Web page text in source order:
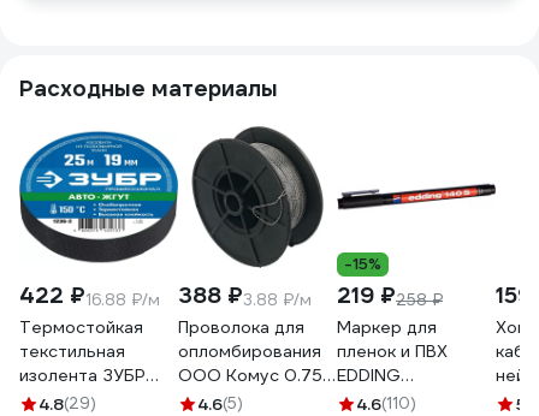
Расходные материалы
422 ₽16.88 ₽/м
Термостойкая
текстильная
изолента ЗУБР
Авто-Жгут 19 мм х
4.8(29)
388 ₽3.88 ₽/м
Проволока для
опломбирования
ООО Комус 0.75
мм, намотка 100 м
4.6(5)
-15%
219 ₽258 ₽
Маркер для
пленок и ПВХ
EDDING
permanent 0.3мм
4.6(110)
159
5